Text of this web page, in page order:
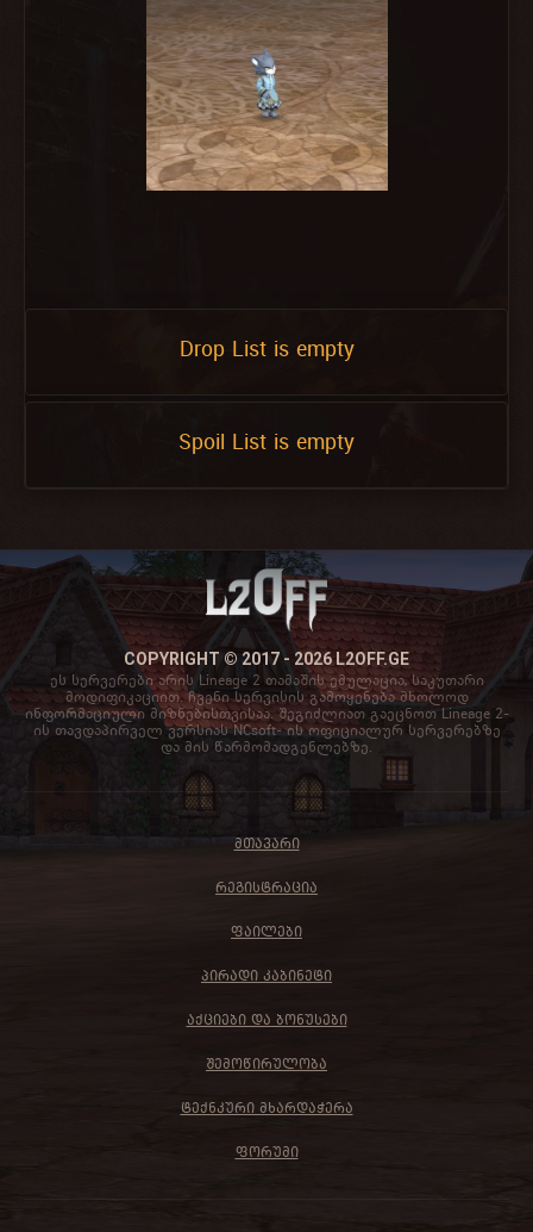
Drop List is empty
Spoil List is empty
COPYRIGHT © 2017 - 2026 L2OFF.GE
ეს სერვერები არის Lineage 2 თამაშის ემულაცია, საკუთარი
მოდიფიკაციით. ჩვენი სერვისის გამოყენება მხოლოდ
ინფორმაციული მიზნებისთვისაა. შეგიძლიათ გაეცნოთ Lineage 2-
ის თავდაპირველ ვერსიას NCsoft- ის ოფიციალურ სერვერებზე
და მის წარმომადგენლებზე.
ᲛᲗᲐᲕᲐᲠᲘ
ᲠᲔᲒᲘᲡᲢᲠᲐᲪᲘᲐ
ᲤᲐᲘᲚᲔᲑᲘ
ᲞᲘᲠᲐᲓᲘ ᲙᲐᲑᲘᲜᲔᲢᲘ
ᲐᲥᲪᲘᲔᲑᲘ ᲓᲐ ᲑᲝᲜᲣᲡᲔᲑᲘ
ᲨᲔᲛᲝᲬᲘᲠᲣᲚᲝᲑᲐ
ᲢᲔᲥᲜᲙᲣᲠᲘ ᲛᲮᲐᲠᲓᲐᲭᲔᲠᲐ
ᲤᲝᲠᲣᲛᲘ